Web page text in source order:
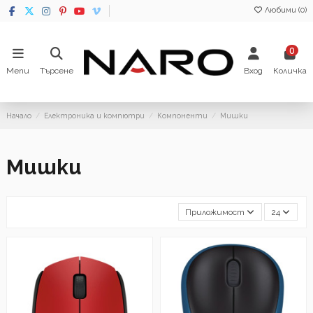
Любими (0)
Menu Търсене Вход
0
Количка
Начало Електроника и компютри Компоненти Мишки
Мишки
Приложимост 24